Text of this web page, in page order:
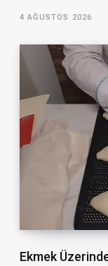
4 AĞUSTOS 2026
Ekmek